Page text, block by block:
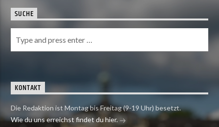
SUCHE
KONTAKT
Die Redaktion ist Montag bis Freitag (9-19 Uhr) besetzt.
Wie du uns erreichst findet du hier.